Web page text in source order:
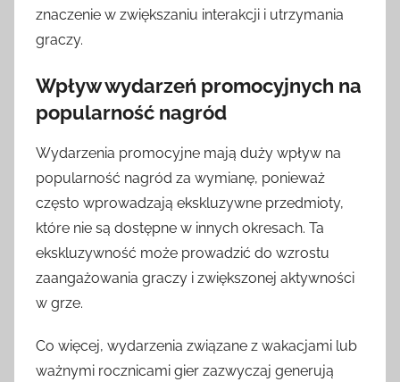
znaczenie w zwiększaniu interakcji i utrzymania
graczy.
Wpływ wydarzeń promocyjnych na
popularność nagród
Wydarzenia promocyjne mają duży wpływ na
popularność nagród za wymianę, ponieważ
często wprowadzają ekskluzywne przedmioty,
które nie są dostępne w innych okresach. Ta
ekskluzywność może prowadzić do wzrostu
zaangażowania graczy i zwiększonej aktywności
w grze.
Co więcej, wydarzenia związane z wakacjami lub
ważnymi rocznicami gier zazwyczaj generują